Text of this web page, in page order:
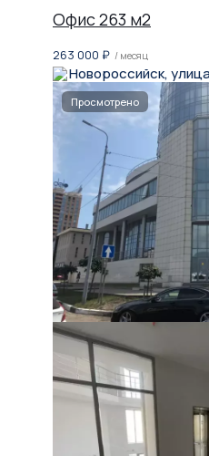
Офис 263 м2
263 000 ₽ / месяц
Новороссийск,